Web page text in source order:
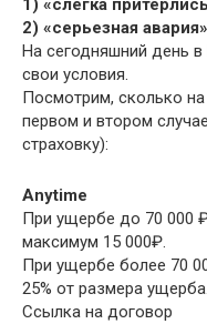
1) «слегка
2) «серьезная
На сегодняшний день
свои условия.
Посмотрим, сколько на
первом и втором
страховку):
Anytime
При ущербе до 70 000
максимум 15 000₽.
При ущербе более 70
25% от размера ущерба.
Ссылка на договор